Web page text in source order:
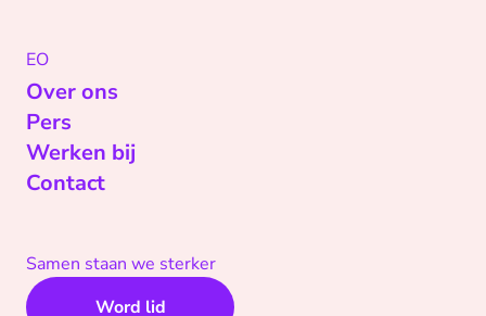
EO
Over ons
Pers
Werken bij
Contact
Samen staan we sterker
Word lid